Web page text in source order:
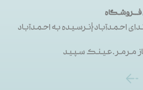
فــروشگاه
احمدآباد{نرسیده به احمدآباد
مرمر.عینک سپید